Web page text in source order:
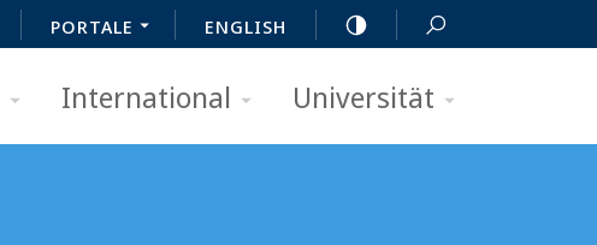
PORTALE ENGLISH
International Universität